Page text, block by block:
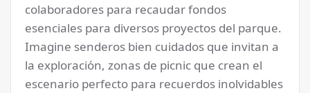
colaboradores para recaudar fondos
esenciales para diversos proyectos del parque.
Imagine senderos bien cuidados que invitan a
la exploración, zonas de picnic que crean el
escenario perfecto para recuerdos inolvidables